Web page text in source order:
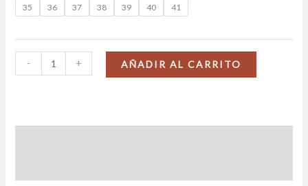
35 36 37 38 39 40 41
- + AÑADIR AL CARRITO